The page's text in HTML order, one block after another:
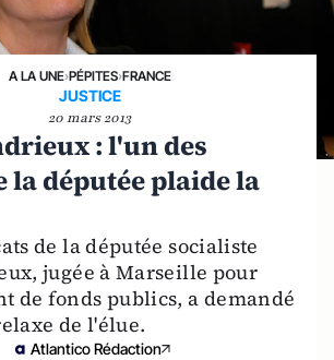
A LA UNE›PÉPITES›FRANCE
JUSTICE
20 mars 2013
: l'un des
la députée plaide la
de la députée socialiste
jugée à Marseille pour
de fonds publics, a demandé
de l'élue.
Atlantico Rédaction